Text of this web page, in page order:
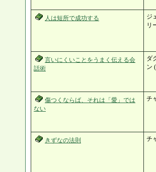
人は短所で成功する
ジ
リ
言いにくいことをうまく伝える会
話術
ダ
ン
傷つくならば、それは「愛」では
ない
チ
きずなの法則 チ